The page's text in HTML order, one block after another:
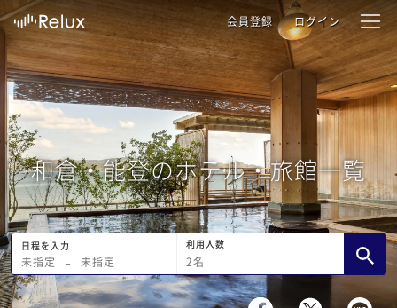
会員登録 ログイン
和倉・能登のホテル・旅館一覧
日程を入力
未指定 − 未指定
利用人数
2名